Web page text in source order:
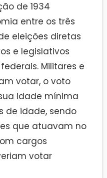
de 1934
entre os três
eleições diretas
e legislativos
Militares e
votar, o voto
idade mínima
de idade, sendo
que atuavam no
cargos
votar